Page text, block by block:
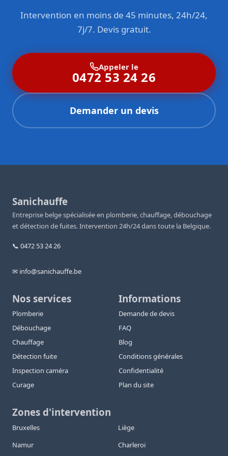
Intervention en moins de 45 minutes, 24h/24,
7j/7. Devis gratuit.
Appeler le
0472 53 24 26
Demander un devis
Sanichauffe
Entreprise belge spécialisée en plomberie, chauffage, débouchage
et détection de fuites. Intervention 24h/24 dans toute la Belgique.
📞 0472 53 24 26
✉ info@sanichauffe.be
Nos services
Plomberie
Débouchage
Chauffage
Détection fuite
Inspection caméra
Curage
Informations
Demande de devis
FAQ
Blog
Conditions générales
Confidentialité
Plan du site
Zones d'intervention
Bruxelles
Liège
Namur
Charleroi